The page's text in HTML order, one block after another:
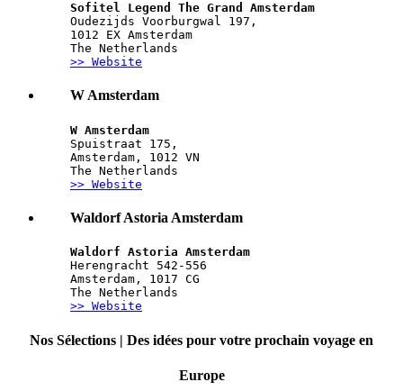
Sofitel Legend The Grand Amsterdam
Oudezijds Voorburgwal 197,
1012 EX Amsterdam
The Netherlands
>> Website
W Amsterdam
W Amsterdam
Spuistraat 175,
Amsterdam, 1012 VN
The Netherlands
>> Website
Waldorf Astoria Amsterdam
Waldorf Astoria Amsterdam
Herengracht 542-556
Amsterdam, 1017 CG
The Netherlands
>> Website
Nos Sélections | Des idées pour votre prochain voyage en
Europe